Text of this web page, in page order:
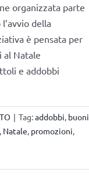
organizzata parte
della
è pensata per
al Natale
e addobbi
| Tag:addobbi buoni
Natale promozioni